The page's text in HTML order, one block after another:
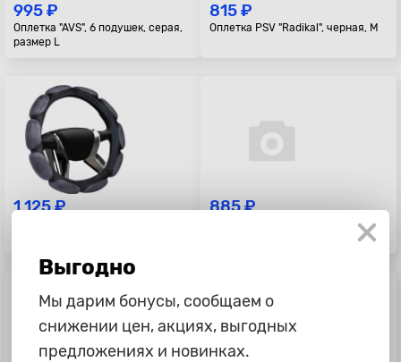
995 ₽
Оплетка "AVS", 6 подушек, серая,
размер L
815 ₽
Оплетка PSV "Radikal", черная, M
1 125 ₽ 885 ₽
Выгодно
Мы дарим бонусы, сообщаем о
снижении цен, акциях, выгодных
предложениях и новинках.